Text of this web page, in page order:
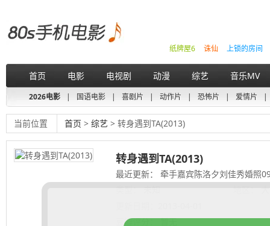
上锁的房间
诛仙
纸牌屋6
首页 电影 电视剧 动漫 综艺 音乐MV
2026电影 | 国语电影 | 喜剧片 | 动作片 | 恐怖片 | 爱情片 |
当前位置 首页 > 综艺 > 转身遇到TA(2013)
转身遇到TA(2013)
最近更新： 牵手嘉宾陈洛夕刘佳秀婚照
豆瓣评分：暂无